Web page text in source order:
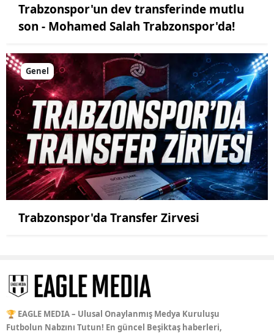
Trabzonspor'un dev transferinde mutlu
son - Mohamed Salah Trabzonspor'da!
Genel
Trabzonspor'da Transfer Zirvesi
🏆 EAGLE MEDIA – Ulusal Onaylanmış Medya Kuruluşu
Futbolun Nabzını Tutun! En güncel Beşiktaş haberleri,